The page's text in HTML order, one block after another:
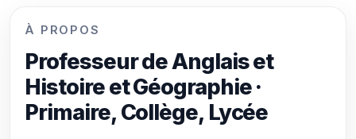
À PROPOS
Professeur de Anglais et
Histoire et Géographie ·
Primaire, Collège, Lycée